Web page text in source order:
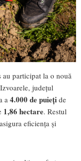
participat la o nouă
județul
a 4.000 de puieți de
1,86 hectare. Restul
eficiența și